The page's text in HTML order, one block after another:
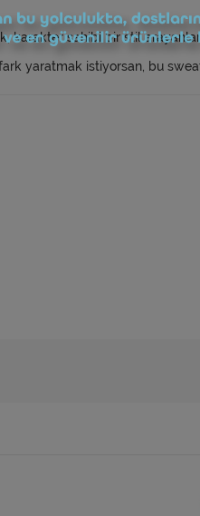
karakter sahibi bir stil
yaratmak istiyorsan, bu